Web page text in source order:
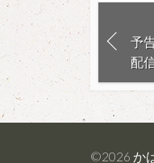
予
配
©2026 か